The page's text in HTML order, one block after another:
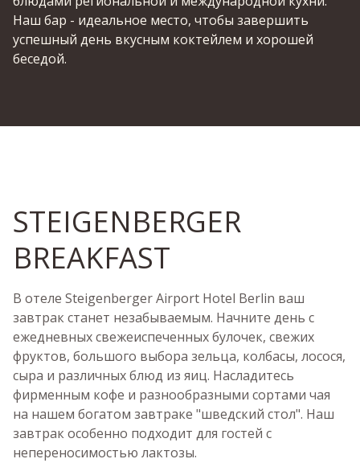
Наш бар - идеальное место, чтобы завершить
успешный день вкусным коктейлем и хорошей
беседой.
STEIGENBERGER
BREAKFAST
В отеле Steigenberger Airport Hotel Berlin ваш
завтрак станет незабываемым. Начните день с
ежедневных свежеиспеченных булочек, свежих
фруктов, большого выбора зельца, колбасы, лосося,
сыра и различных блюд из яиц. Насладитесь
фирменным кофе и разнообразными сортами чая
на нашем богатом завтраке "шведский стол". Наш
завтрак особенно подходит для гостей с
непереносимостью лактозы.